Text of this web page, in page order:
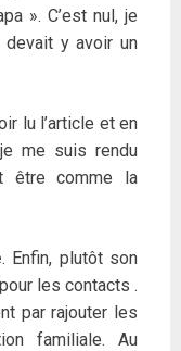
». C’est nul, je
y avoir un
lu l’article et en
me suis rendu
être comme la
. Enfin, plutôt son
les contacts .
par rajouter les
familiale. Au